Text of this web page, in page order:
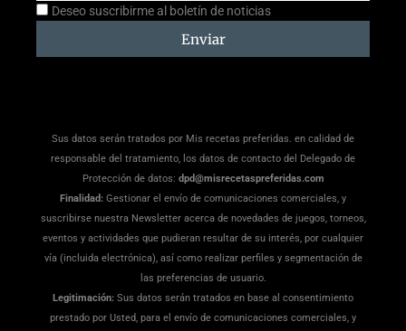
Aceptación
Deseo suscribirme al boletín de noticias
Enviar
Sus datos serán tratados por Mis recetas preferidas. en calidad de
responsable del tratamiento, los datos de contacto del Delegado de
Protección de datos: dpd@misrecetaspreferidas.com
Finalidad: Gestionar el envío de comunicaciones comerciales, y
suscribirse nuestra Newsletter acerca de novedades de juegos, torneos,
eventos y actividades que pudieran resultar de su interés, por cualquier
vía (incluida electrónica), así como realizar perfiles y segmentación de
las preferencias de usuario.
Legitimación: Sus datos serán tratados en base al consentimiento
prestado por Usted, para el envío de comunicaciones comerciales, y